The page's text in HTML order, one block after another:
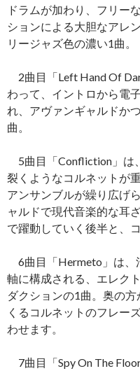
ドラムが加わり、フリー
ションによる大胆なアレ
リージャズ色の濃い1曲。
2曲目「Left Hand Of
わって、イントロから電
れ、アヴァンギャルドか
曲。
5曲目「Confliction」は
裂くようなコルネットが
アンサンブルが繰り広げ
ャルドで現代音楽的な耳
で躍動していく後半と、
6曲目「Hermeto」は、
軸に構成される、エレク
ダクションの1曲。奥の
くるコルネットのフレー
わせます。
7曲目「Spy On The